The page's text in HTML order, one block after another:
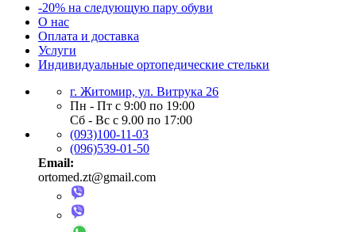
-20% на следующую пару обуви
О нас
Оплата и доставка
Услуги
Индивидуальные ортопедические стельки
г. Житомир, ул. Витрука 26
Пн - Пт с 9:00 по 19:00
Сб - Вс с 9.00 по 17:00
(093)100-11-03
(096)539-01-50
Email:
ortomed.zt@gmail.com